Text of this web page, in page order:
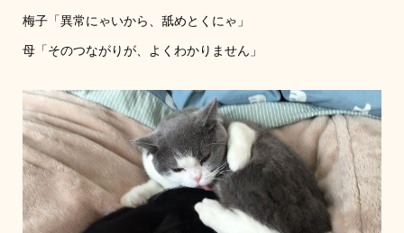
梅子「異常にゃいから、舐めとくにゃ」
母「そのつながりが、よくわかりません」